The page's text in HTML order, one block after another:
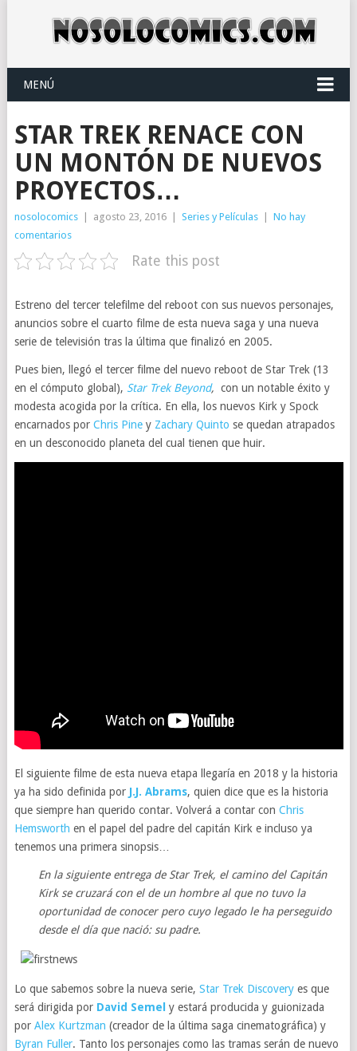
MENÚ
STAR TREK RENACE CON
UN MONTÓN DE NUEVOS
PROYECTOS…
nosolocomics agosto 23, 2016 Series y Películas
No hay
comentarios
Rate this post
Estreno del tercer telefilme del reboot con sus nuevos personajes,
anuncios sobre el cuarto filme de esta nueva saga y una nueva
serie de televisión tras la última que finalizó en 2005.
Pues bien, llegó el tercer filme del nuevo reboot de Star Trek (13
en el cómputo global), Star Trek Beyond, con un notable éxito y
modesta acogida por la crítica. En ella, los nuevos Kirk y Spock
encarnados por Chris Piney Zachary Quinto se quedan atrapados
en un desconocido planeta del cual tienen que huir.
El siguiente filme de esta nueva etapa llegaría en 2018 y la historia
ya ha sido definida por J.J. Abrams, quien dice que es la historia
que siempre han querido contar. Volverá a contar con Chris
Hemsworth en el papel del padre del capitán Kirk e incluso ya
tenemos una primera sinopsis…
En la siguiente entrega de Star Trek, el camino del Capitán
Kirk se cruzará con el de un hombre al que no tuvo la
oportunidad de conocer pero cuyo legado le ha perseguido
desde el día que nació: su padre.
Lo que sabemos sobre la nueva serie, Star Trek Discoveryes que
será dirigida por David Semel y estará producida y guionizada
por Alex Kurtzman (creador de la última saga cinematográfica) y
Byran Fuller. Tanto los personajes como las tramas serán de nuevo